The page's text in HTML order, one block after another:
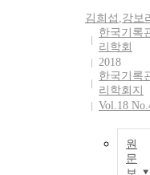
김희섭 ,강보
한국기록
리학회
2018
한국기록
리학회지
Vol.18
원
문